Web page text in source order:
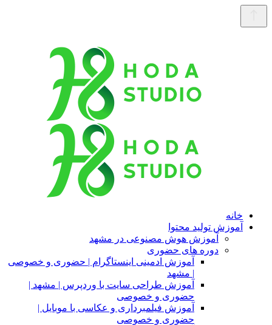
خانه
آموزش تولید محتوا
آموزش هوش مصنوعی در مشهد
دوره های حضوری
آموزش ادمینی اینستاگرام | حضوری و خصوصی
| مشهد
آموزش طراحی سایت با وردپرس | مشهد |
حضوری و خصوصی
آموزش فیلمبرداری و عکاسی با موبایل |
حضوری و خصوصی